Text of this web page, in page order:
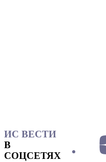
ИС ВЕСТИ
В
СОЦСЕТЯХ